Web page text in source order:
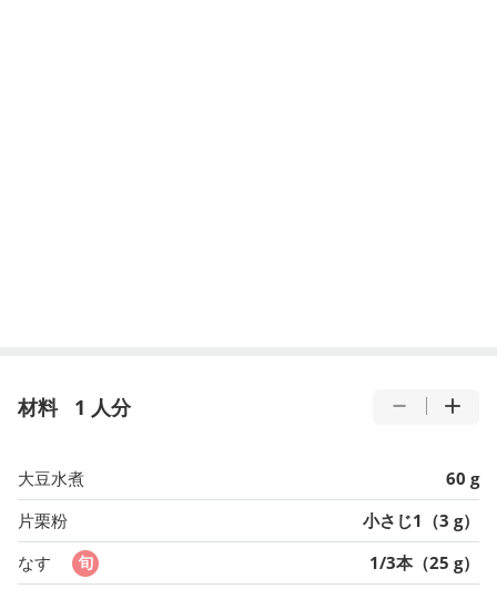
材料 1 人分
大豆水煮
60 g
片栗粉
小さじ1（3 g）
なす
1/3本（25 g）